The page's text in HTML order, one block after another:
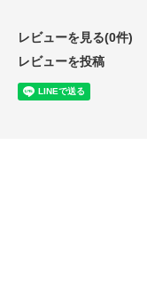
レビューを見る(0件)
レビューを投稿